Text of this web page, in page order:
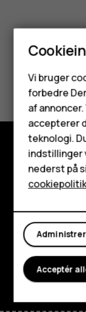
HMD
Tablets
Min konto
Synes du,
Ja Nej
Udforsk
Om
Planet and
Support
Facebook
Vi bruger
forbedre
af
accepterer
teknologi.
indstillinger
nederst på
Acceptér